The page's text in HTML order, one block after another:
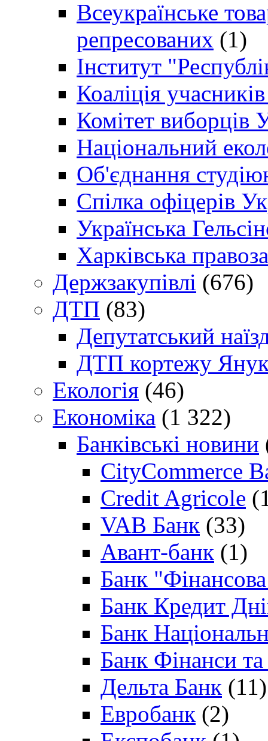
Всеукраїнське
репресованих (1)
Інститут
Коаліція
Комітет виборців
Національний
Об'єднання
Спілка офіцерів
Українська
Харківська
Держзакупівлі (676)
ДТП (83)
Депутатський
ДТП кортежу
Екологія (46)
Економіка (1 322)
Банківські новини
CityCommerce
Credit Agricole
VAB Банк (33)
Авант-банк (1)
Банк "Фінансова
Банк Кредит
Банк
Банк Фінанси
Дельта Банк (11)
Евробанк (2)